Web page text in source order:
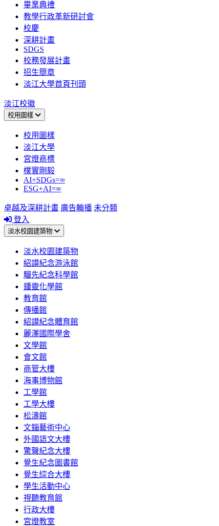
畢業典禮
教學行政革新研討會
校慶
深耕計畫
SDGS
校務發展計畫
招生簡章
淡江大學首頁刊頭
淡江校徽
校用圖樣
校用圖樣
淡江大學
宮燈商標
樸實剛毅
AI+SDGs=∞
ESG+AI=∞
卓越及深耕計畫 廣告輪播 未分類
登入
淡水校園建築物
淡水校園建築物
紹謨紀念游泳館
騮先紀念科學館
鍾靈化學館
教育館
傳播館
紹謨紀念體育館
麗澤國際學舍
文學館
會文館
商管大樓
海事博物館
工學館
工學大樓
松濤館
文錙藝術中心
外國語文大樓
驚聲紀念大樓
覺生紀念圖書館
覺生綜合大樓
學生活動中心
視聽教育館
行政大樓
宮燈教室